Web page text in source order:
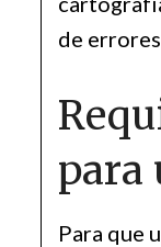
de
para
Para que